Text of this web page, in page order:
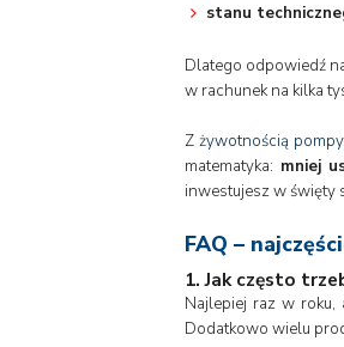
stanu
Dlatego odpowiedź
w rachunek na kilka
Z żywotnością pompy
matematyka: mniej
inwestujesz w święty
FAQ –
1. Jak często
Najlepiej raz w roku,
Dodatkowo wielu